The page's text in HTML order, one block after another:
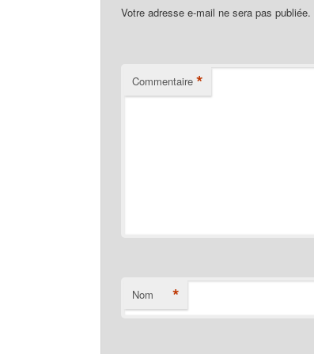
Votre adresse e-mail ne sera pas publiée.
Commentaire *
Nom *